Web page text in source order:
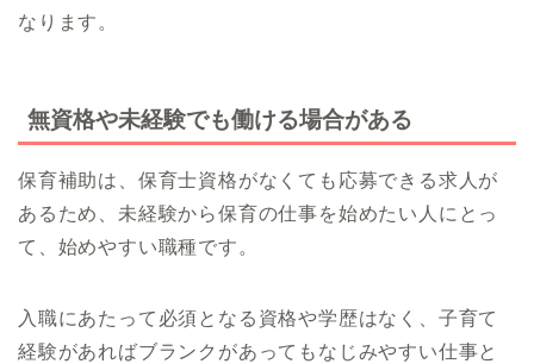
なります。
無資格や未経験でも働ける場合がある
保育補助は、保育士資格がなくても応募できる求人が
あるため、未経験から保育の仕事を始めたい人にとっ
て、始めやすい職種です。
入職にあたって必須となる資格や学歴はなく、子育て
経験があればブランクがあってもなじみやすい仕事と